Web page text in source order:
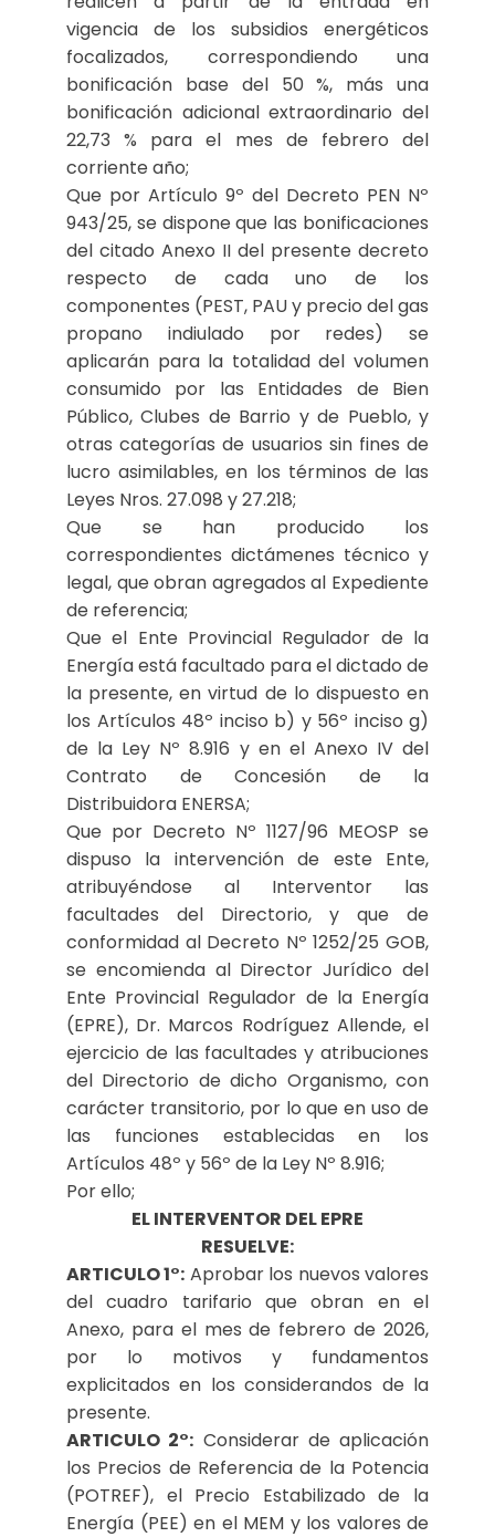
vigencia de los subsidios energéticos
focalizados, correspondiendo una
bonificación base del 50 %, más una
bonificación adicional extraordinario del
22,73 % para el mes de febrero del
corriente año;
Que por Artículo 9º del Decreto PEN Nº
943/25, se dispone que las bonificaciones
del citado Anexo II del presente decreto
respecto de cada uno de los
componentes (PEST, PAU y precio del gas
propano indiulado por redes) se
aplicarán para la totalidad del volumen
consumido por las Entidades de Bien
Público, Clubes de Barrio y de Pueblo, y
otras categorías de usuarios sin fines de
lucro asimilables, en los términos de las
Leyes Nros. 27.098 y 27.218;
Que se han producido los
correspondientes dictámenes técnico y
legal, que obran agregados al Expediente
de referencia;
Que el Ente Provincial Regulador de la
Energía está facultado para el dictado de
la presente, en virtud de lo dispuesto en
los Artículos 48º inciso b) y 56º inciso g)
de la Ley Nº 8.916 y en el Anexo IV del
Contrato de Concesión de la
Distribuidora ENERSA;
Que por Decreto Nº 1127/96 MEOSP se
dispuso la intervención de este Ente,
atribuyéndose al Interventor las
facultades del Directorio, y que de
conformidad al Decreto Nº 1252/25 GOB,
se encomienda al Director Jurídico del
Ente Provincial Regulador de la Energía
(EPRE), Dr. Marcos Rodríguez Allende, el
ejercicio de las facultades y atribuciones
del Directorio de dicho Organismo, con
carácter transitorio, por lo que en uso de
las funciones establecidas en los
Artículos 48º y 56º de la Ley Nº 8.916;
Por ello;
EL INTERVENTOR DEL EPRE
RESUELVE:
ARTICULO 1°: Aprobar los nuevos valores
del cuadro tarifario que obran en el
Anexo, para el mes de febrero de 2026,
por lo motivos y fundamentos
explicitados en los considerandos de la
presente.
ARTICULO 2°: Considerar de aplicación
los Precios de Referencia de la Potencia
(POTREF), el Precio Estabilizado de la
Energía (PEE) en el MEM y los valores de